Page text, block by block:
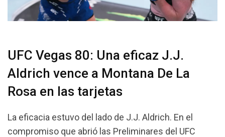
UFC Vegas 80: Una eficaz J.J.
Aldrich vence a Montana De La
Rosa en las tarjetas
La eficacia estuvo del lado de J.J. Aldrich. En el
compromiso que abrió las Preliminares del UFC